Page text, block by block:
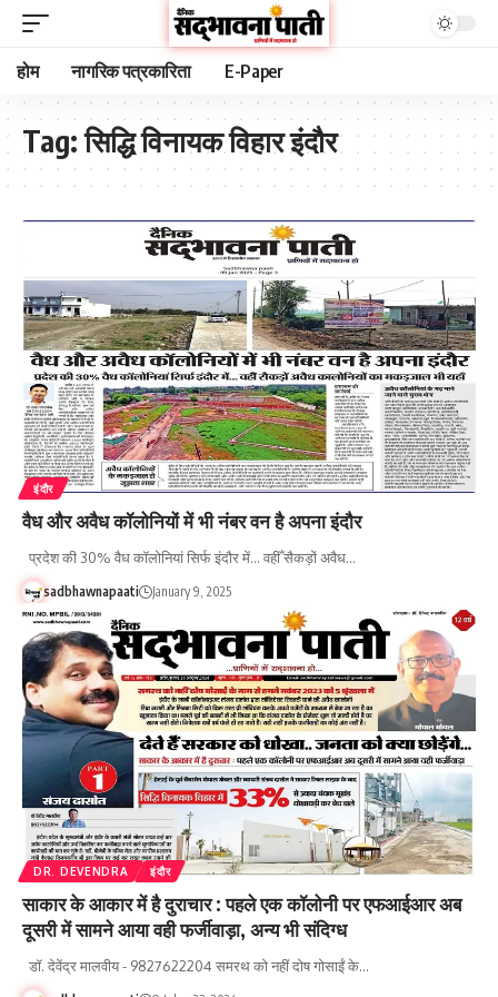
होम नागरिक पत्रकारिता E-Paper
Tag:सिद्धि विनायक विहार इंदौर
इंदौर
वैध और अवैध कॉलोनियों में भी नंबर वन है अपना इंदौर
प्रदेश की 30% वैध कॉलोनियां सिर्फ इंदौर में... वहीँ सैकड़ों अवैध…
sadbhawnapaati January 9, 2025
DR. DEVENDRA इंदौर
साकार के आकार में है दुराचार : पहले एक कॉलोनी पर एफआईआर अब
दूसरी में सामने आया वही फर्जीवाड़ा, अन्य भी संदिग्ध
डॉ. देवेंद्र मालवीय - 9827622204 समरथ को नहीं दोष गोसाईं के…